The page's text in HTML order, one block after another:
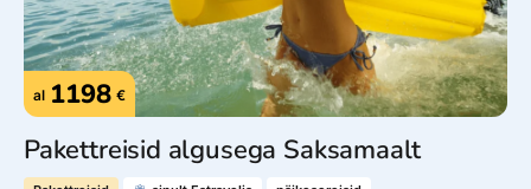
al 1198 €
Pakettreisid algusega Saksamaalt